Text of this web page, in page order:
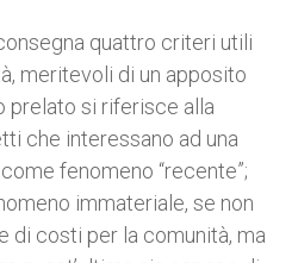
quattro criteri utili
meritevoli di un apposito
prelato si riferisce alla
che interessano ad una
fenomeno “recente”;
immateriale, se non
di costi per la comunità, ma